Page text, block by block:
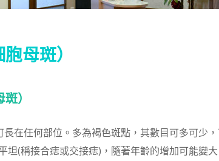
母斑）
）
長在任何部位。多為褐色斑點，其數目可多可少
坦(稱接合痣或交接痣)，隨著年齡的增加可能變